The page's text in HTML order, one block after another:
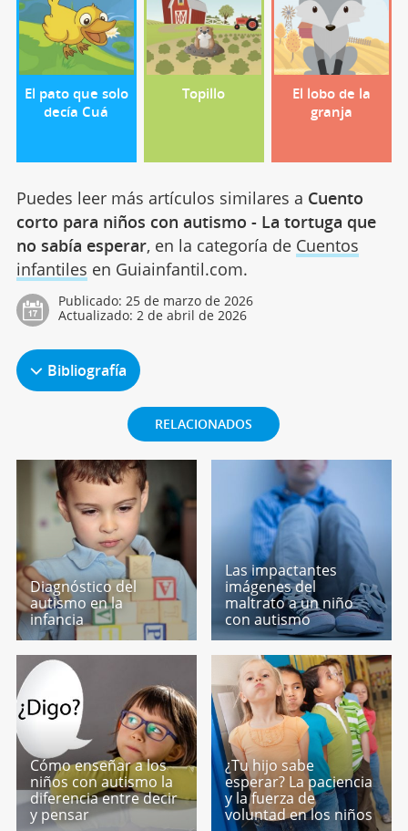
El pato que solo
decía Cuá
Topillo
El lobo de la
granja
Puedes leer más artículos similares a Cuento
corto para niños con autismo - La tortuga que
no sabía esperar, en la categoría de Cuentos
infantiles en Guiainfantil.com.
Publicado: 25 de marzo de 2026
Actualizado: 2 de abril de 2026
Bibliografía
RELACIONADOS
Diagnóstico del
autismo en la
infancia
Las impactantes
imágenes del
maltrato a un niño
con autismo
Cómo enseñar a los
niños con autismo la
diferencia entre decir
y pensar
¿Tu hijo sabe
esperar? La paciencia
y la fuerza de
voluntad en los niños